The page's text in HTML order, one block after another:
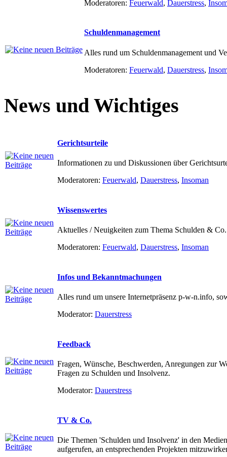
Moderatoren: Feuerwald, Dauerstress,
Schuldenmanagement
Alles rund um Schuldenmanagement und
Moderatoren: Feuerwald, Dauerstress,
News und Wichtiges
Gerichtsurteile
Informationen zu und Diskussionen über
Moderatoren: Feuerwald, Dauerstress, Insoman
Wissenswertes
Aktuelles / Neuigkeiten zum Thema Schulden & Co.
Moderatoren: Feuerwald, Dauerstress, Insoman
Infos und Bekanntmachungen
Alles rund um unsere Internetpräsenz p-w-n.info,
Moderator: Dauerstress
Feedback
Fragen, Wünsche, Beschwerden, Anregungen zur
Fragen zu Schulden und Insolvenz.
Moderator: Dauerstress
TV & Co.
Die Themen 'Schulden und Insolvenz' in den
aufgerufen, an entsprechenden Projekten